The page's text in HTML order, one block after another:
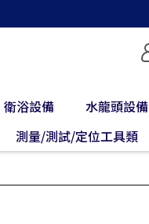
衛浴設備
水龍頭設備
測量/測試/定位工具類